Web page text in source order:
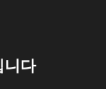
니다